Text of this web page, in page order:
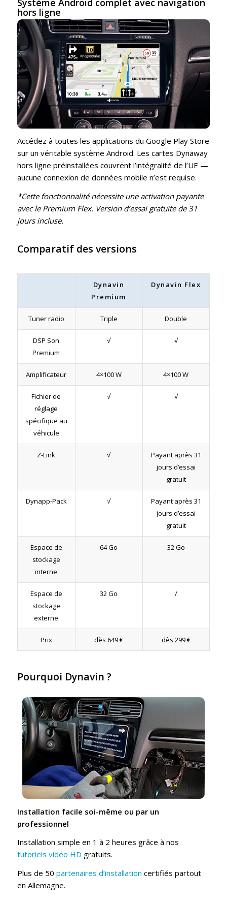
Système Android complet avec navigation
hors ligne
Accédez à toutes les applications du Google Play Store
sur un véritable système Android. Les cartes Dynaway
hors ligne préinstallées couvrent l’intégralité de l’UE —
aucune connexion de données mobile n’est requise.
*Cette fonctionnalité nécessite une activation payante
avec le Premium Flex. Version d’essai gratuite de 31
jours incluse.
Comparatif des versions
Dynavin
Premium
Dynavin Flex
Tuner radio Triple Double
DSP Son
Premium
√ √
Amplificateur 4×100 W 4×100 W
Fichier de
réglage
spécifique au
véhicule
√ √
Z-Link √
Payant après 31
jours d’essai
gratuit
Dynapp-Pack √
Payant après 31
jours d’essai
gratuit
Espace de
stockage
interne
64 Go 32 Go
Espace de
stockage
externe
32 Go /
Prix dès 649 € dès 299 €
Pourquoi Dynavin ?
Installation facile soi-même ou par un
professionnel
Installation simple en 1 à 2 heures grâce à nos
tutoriels vidéo HD gratuits.
Plus de 50 partenaires d’installation certifiés partout
en Allemagne.